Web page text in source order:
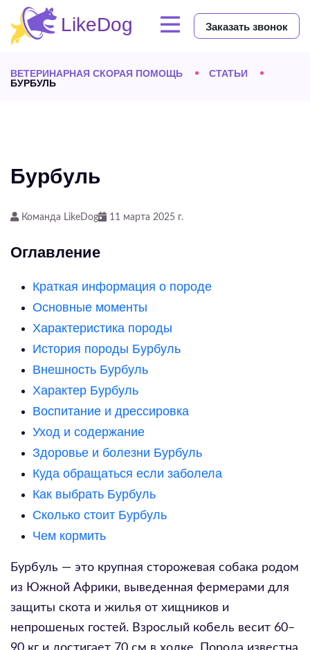
Заказать звонок
ВЕТЕРИНАРНАЯ СКОРАЯ ПОМОЩЬ
СТАТЬИ
БУРБУЛЬ
Бурбуль
Команда LikeDog 11 марта 2025 г.
Оглавление
Краткая информация о породе
Основные моменты
Характеристика породы
История породы Бурбуль
Внешность Бурбуль
Характер Бурбуль
Воспитание и дрессировка
Уход и содержание
Здоровье и болезни Бурбуль
Куда обращаться если заболела
Как выбрать Бурбуль
Сколько стоит Бурбуль
Чем кормить
Бурбуль — это крупная сторожевая собака родом
из Южной Африки, выведенная фермерами для
защиты скота и жилья от хищников и
непрошеных гостей. Взрослый кобель весит 60–